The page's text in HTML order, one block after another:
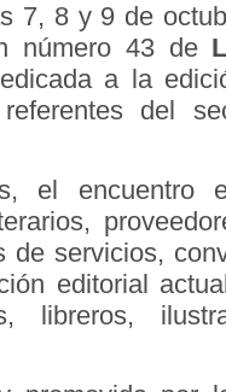
7, 8 y 9 de
número 43 de
a la
del
el encuentro
de servicios,
editorial
libreros,